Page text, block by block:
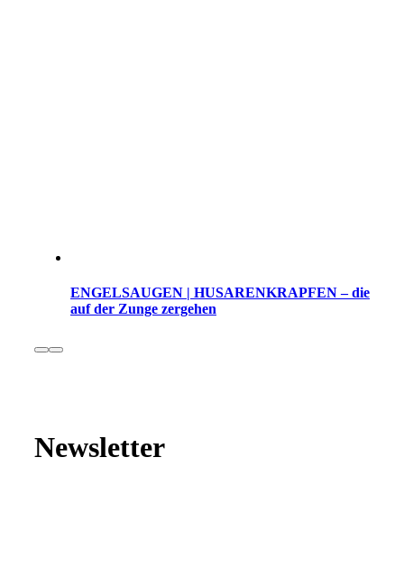
ENGELSAUGEN | HUSARENKRAPFEN – die
auf der Zunge zergehen
Newsletter